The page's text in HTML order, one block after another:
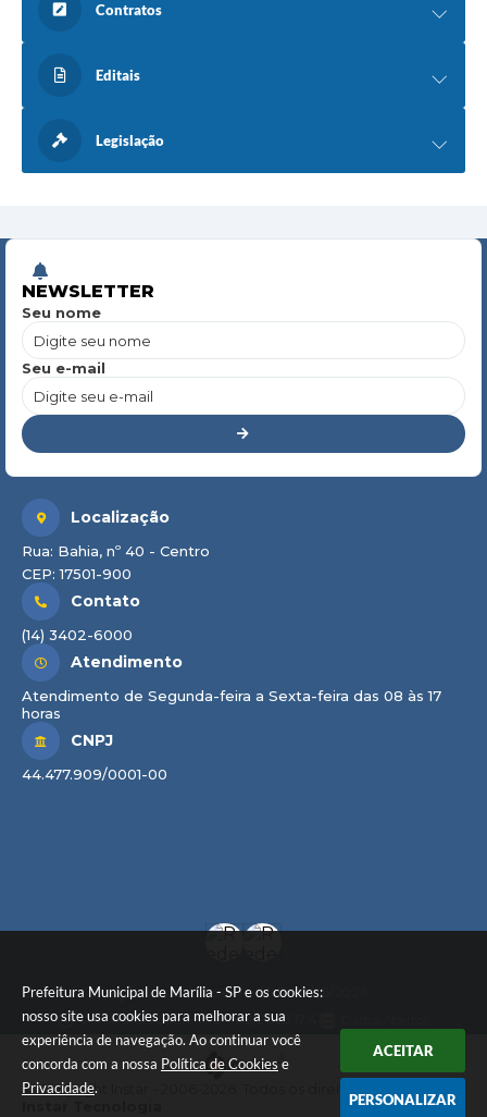
Prefeitura Municipal de Marília - SP e os cookies:
nosso site usa cookies para melhorar a sua
experiência de navegação. Ao continuar você
concorda com a nossa Política de Cookies e
Privacidade.
ACEITAR
PERSONALIZAR
Contratos
Editais
Legislação
NEWSLETTER
Seu nome
Seu e-mail
Localização
Rua: Bahia, nº 40 - Centro
CEP: 17501-900
Contato
(14) 3402-6000
Atendimento
Atendimento de Segunda-feira a Sexta-feira das 08 às 17
horas
CNPJ
44.477.909/0001-00
Versão do Sistema: 3.5.3 - 19/06/2026
Portal atualizado em:07/08/2026 17:41
© Copyright Instar - 2006-2026. Todos os direitos reservados -